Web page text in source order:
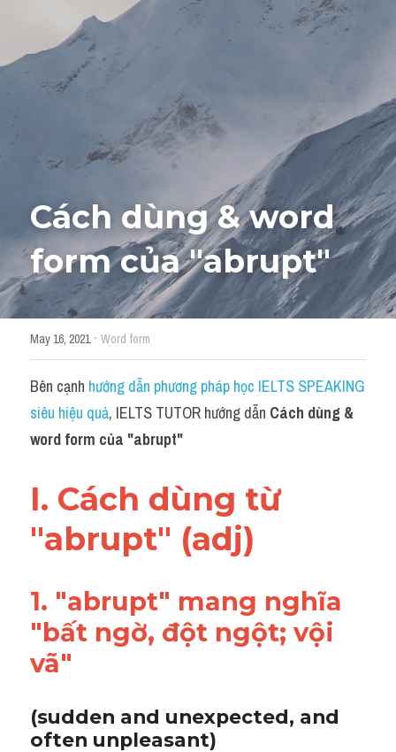
Giải đề thi từng câu
Lời khuyên
Academic words
Phrase
Phrasal Verb
Idioms đồng nghĩa
Idioms trái nghĩa
Antonym
Idiom
Grammar
Collocation
Word form
Phân biệt từ
Đề thi thật Task 2
Writing
HỌC THỬ
Cách dùng & word
form của "abrupt"
May 16, 2021· Word form
Bên cạnh hướng dẫn phương pháp học IELTS SPEAKING
siêu hiệu quả, IELTS TUTOR hướng dẫn Cách dùng &
word form của "abrupt"
I. Cách dùng từ
"abrupt" (adj)
1. "abrupt" mang nghĩa
"bất ngờ, đột ngột; vội
vã"
(sudden and unexpected, and
often unpleasant)